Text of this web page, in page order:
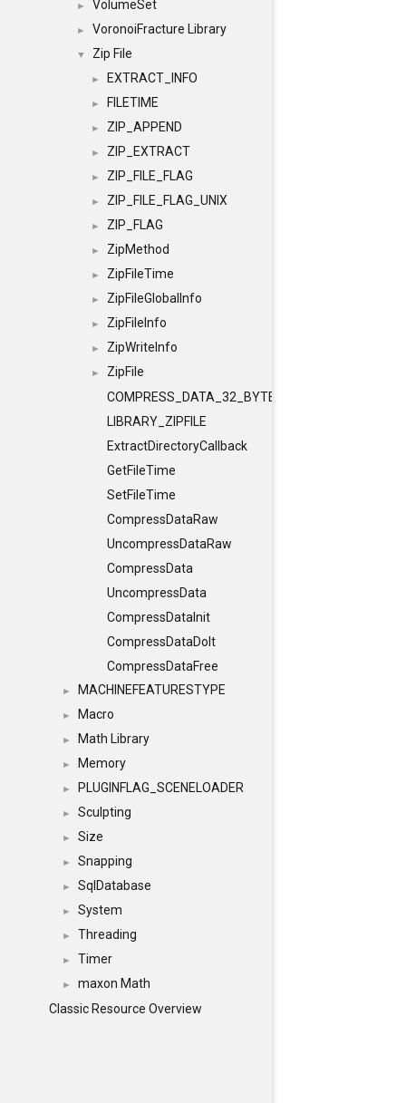
► VolumeSet
► VoronoiFracture Library
▼ Zip File
► EXTRACT_INFO
► FILETIME
► ZIP_APPEND
► ZIP_EXTRACT
► ZIP_FILE_FLAG
► ZIP_FILE_FLAG_UNIX
► ZIP_FLAG
► ZipMethod
► ZipFileTime
► ZipFileGlobalInfo
► ZipFileInfo
► ZipWriteInfo
►
ZipFile
COMPRESS_DATA_32_BYTE_PADDING
LIBRARY_ZIPFILE
ExtractDirectoryCallback
GetFileTime
SetFileTime
CompressDataRaw
UncompressDataRaw
CompressData
UncompressData
CompressDataInit
CompressDataDoIt
CompressDataFree
► MACHINEFEATURESTYPE
► Macro
► Math Library
► Memory
► PLUGINFLAG_SCENELOADER
► Sculpting
► Size
► Snapping
► SqlDatabase
► System
► Threading
► Timer
►
maxon Math
Classic Resource Overview